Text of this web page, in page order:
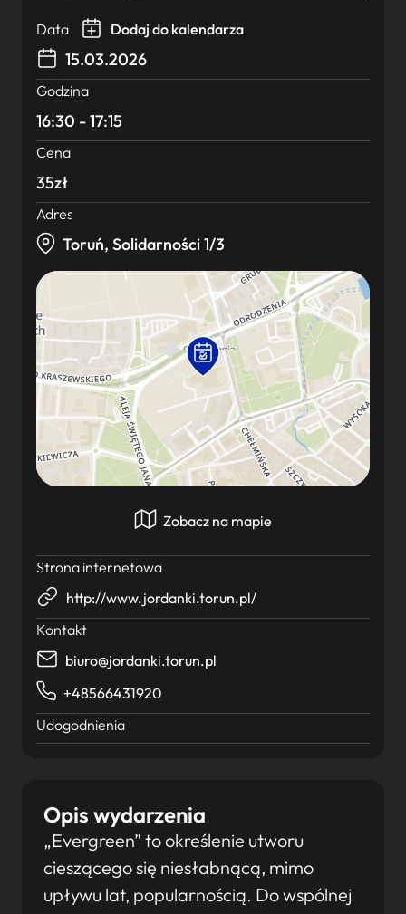
Opis wydarzenia
„Evergreen” to określenie utworu
cieszącego się niesłabnącą, mimo
upływu lat, popularnością. Do wspólnej
Data Dodaj do kalendarza
15.03.2026
Godzina
16:30 - 17:15
Cena
35zł
Adres
Toruń, Solidarności 1/3
Zobacz na mapie
Strona internetowa
http://www.jordanki.torun.pl/
Kontakt
biuro@jordanki.torun.pl
+48566431920
Udogodnienia